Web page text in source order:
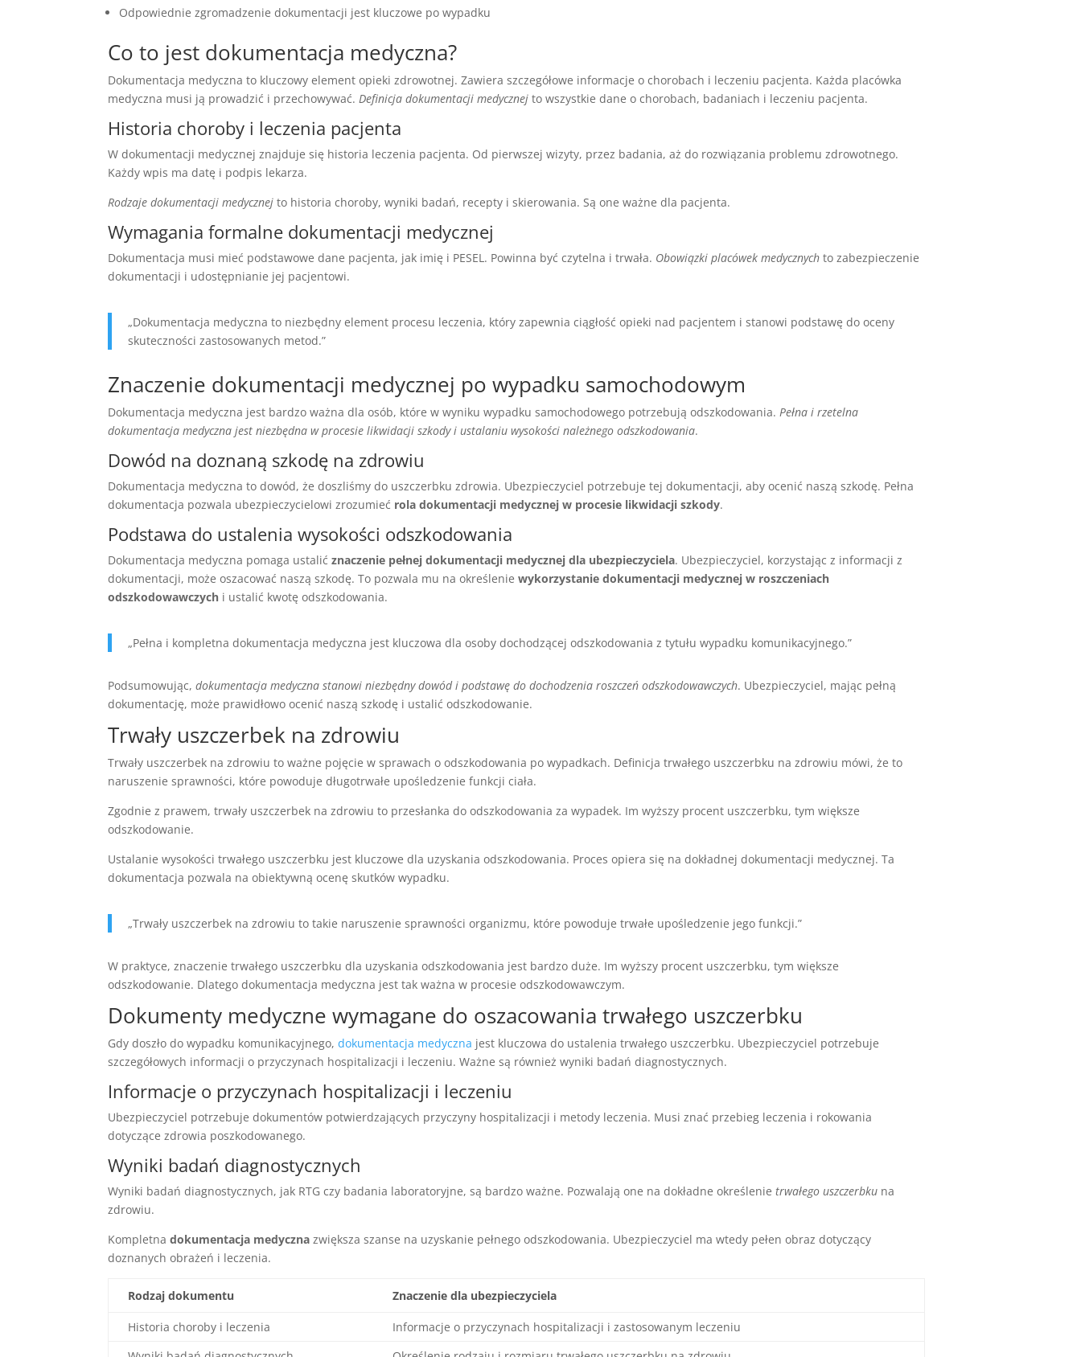
Odpowiednie zgromadzenie dokumentacji jest kluczowe po wypadku
Co to jest dokumentacja medyczna?
Dokumentacja medyczna to kluczowy element opieki zdrowotnej. Zawiera szczegółowe informacje o chorobach i leczeniu pacjenta. Każda placówka
medyczna musi ją prowadzić i przechowywać. Definicja dokumentacji medycznej to wszystkie dane o chorobach, badaniach i leczeniu pacjenta.
Historia choroby i leczenia pacjenta
W dokumentacji medycznej znajduje się historia leczenia pacjenta. Od pierwszej wizyty, przez badania, aż do rozwiązania problemu zdrowotnego.
Każdy wpis ma datę i podpis lekarza.
Rodzaje dokumentacji medycznej to historia choroby, wyniki badań, recepty i skierowania. Są one ważne dla pacjenta.
Wymagania formalne dokumentacji medycznej
Dokumentacja musi mieć podstawowe dane pacjenta, jak imię i PESEL. Powinna być czytelna i trwała. Obowiązki placówek medycznych to zabezpieczenie
dokumentacji i udostępnianie jej pacjentowi.
„Dokumentacja medyczna to niezbędny element procesu leczenia, który zapewnia ciągłość opieki nad pacjentem i stanowi podstawę do oceny
skuteczności zastosowanych metod.”
Znaczenie dokumentacji medycznej po wypadku samochodowym
Dokumentacja medyczna jest bardzo ważna dla osób, które w wyniku wypadku samochodowego potrzebują odszkodowania. Pełna i rzetelna
dokumentacja medyczna jest niezbędna w procesie likwidacji szkody i ustalaniu wysokości należnego odszkodowania.
Dowód na doznaną szkodę na zdrowiu
Dokumentacja medyczna to dowód, że doszliśmy do uszczerbku zdrowia. Ubezpieczyciel potrzebuje tej dokumentacji, aby ocenić naszą szkodę. Pełna
dokumentacja pozwala ubezpieczycielowi zrozumieć rola dokumentacji medycznej w procesie likwidacji szkody.
Podstawa do ustalenia wysokości odszkodowania
Dokumentacja medyczna pomaga ustalićznaczenie pełnej dokumentacji medycznej dla ubezpieczyciela. Ubezpieczyciel, korzystając z informacji z
dokumentacji, może oszacować naszą szkodę. To pozwala mu na określeniewykorzystanie dokumentacji medycznej w roszczeniach
odszkodowawczych i ustalić kwotę odszkodowania.
„Pełna i kompletna dokumentacja medyczna jest kluczowa dla osoby dochodzącej odszkodowania z tytułu wypadku komunikacyjnego.”
Podsumowując,dokumentacja medyczna stanowi niezbędny dowód i podstawę do dochodzenia roszczeń odszkodowawczych. Ubezpieczyciel, mając pełną
dokumentację, może prawidłowo ocenić naszą szkodę i ustalić odszkodowanie.
Trwały uszczerbek na zdrowiu
Trwały uszczerbek na zdrowiu to ważne pojęcie w sprawach o odszkodowania po wypadkach. Definicja trwałego uszczerbku na zdrowiu mówi, że to
naruszenie sprawności, które powoduje długotrwałe upośledzenie funkcji ciała.
Zgodnie z prawem,trwały uszczerbek na zdrowiu to przesłanka do odszkodowania za wypadek. Im wyższy procent uszczerbku, tym większe
odszkodowanie.
Ustalanie wysokości trwałego uszczerbku jest kluczowe dla uzyskania odszkodowania. Proces opiera się na dokładnej dokumentacji medycznej. Ta
dokumentacja pozwala na obiektywną ocenę skutków wypadku.
„Trwały uszczerbek na zdrowiu to takie naruszenie sprawności organizmu, które powoduje trwałe upośledzenie jego funkcji.”
W praktyce,znaczenie trwałego uszczerbku dla uzyskania odszkodowania jest bardzo duże. Im wyższy procent uszczerbku, tym większe
odszkodowanie. Dlatego dokumentacja medyczna jest tak ważna w procesie odszkodowawczym.
Dokumenty medyczne wymagane do oszacowania trwałego uszczerbku
Gdy doszło do wypadku komunikacyjnego,dokumentacja medyczna jest kluczowa do ustalenia trwałego uszczerbku. Ubezpieczyciel potrzebuje
szczegółowych informacji o przyczynach hospitalizacji i leczeniu. Ważne są również wyniki badań diagnostycznych.
Informacje o przyczynach hospitalizacji i leczeniu
Ubezpieczyciel potrzebuje dokumentów potwierdzających przyczyny hospitalizacji i metody leczenia. Musi znać przebieg leczenia i rokowania
dotyczące zdrowia poszkodowanego.
Wyniki badań diagnostycznych
Wyniki badań diagnostycznych, jak RTG czy badania laboratoryjne, są bardzo ważne. Pozwalają one na dokładne określenietrwałego uszczerbku na
zdrowiu.
Kompletnadokumentacja medyczna zwiększa szanse na uzyskanie pełnego odszkodowania. Ubezpieczyciel ma wtedy pełen obraz dotyczący
doznanych obrażeń i leczenia.
Rodzaj dokumentu Znaczenie dla ubezpieczyciela
Historia choroby i leczenia
Informacje o przyczynach hospitalizacji i zastosowanym leczeniu